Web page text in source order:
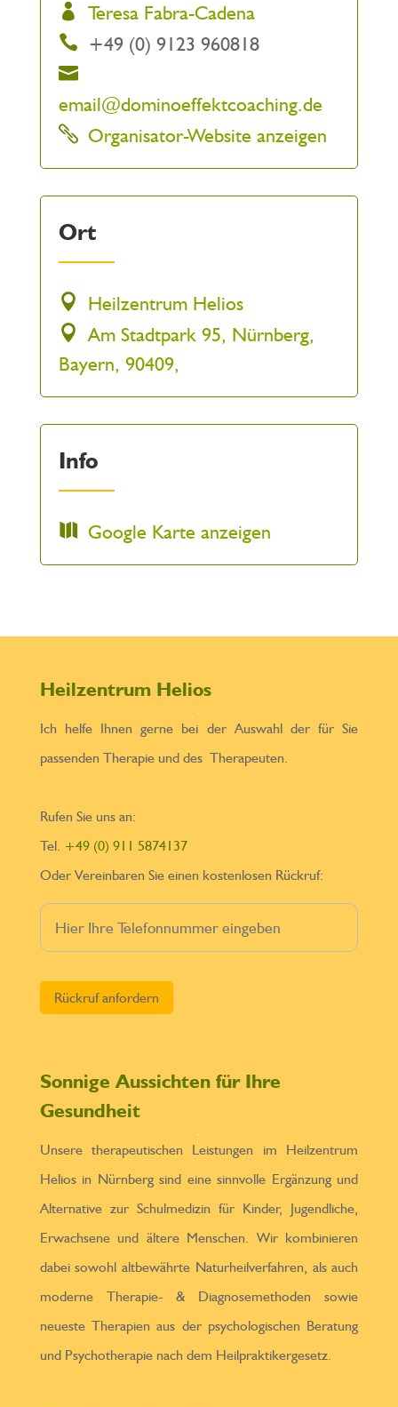
Teresa Fabra-Cadena
+49 (0) 9123 960818
email@dominoeffektcoaching.de
Organisator-Website anzeigen
Ort
Heilzentrum Helios
Am Stadtpark 95, Nürnberg,
Bayern, 90409,
Info
Google Karte anzeigen
Heilzentrum Helios
Ich helfe Ihnen gerne bei der Auswahl der für Sie
passenden Therapie und des Therapeuten.
Rufen Sie uns an:
Tel. +49 (0) 911 5874137
Oder Vereinbaren Sie einen kostenlosen Rückruf:
Sonnige Aussichten für Ihre
Gesundheit
Unsere therapeutischen Leistungen im Heilzentrum
Helios in Nürnberg sind eine sinnvolle Ergänzung und
Alternative zur Schulmedizin für Kinder, Jugendliche,
Erwachsene und ältere Menschen. Wir kombinieren
dabei sowohl altbewährte Naturheilverfahren, als auch
moderne Therapie- & Diagnosemethoden sowie
neueste Therapien aus der psychologischen Beratung
und Psychotherapie nach dem Heilpraktikergesetz.